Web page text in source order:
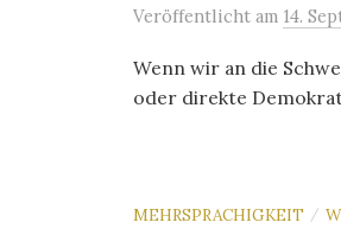
Veröffentlicht am 14.
Wenn wir an die
oder direkte
MEHRSPRACHIGKEIT /